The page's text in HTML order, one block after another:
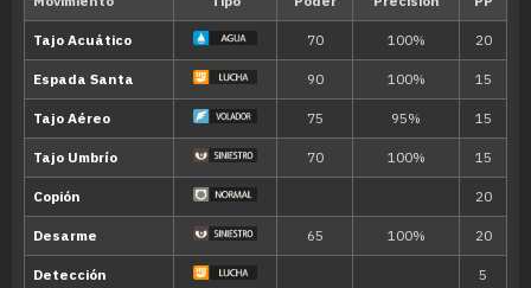
MT065 Tajo Aéreo 75
MT066 Golpe Cuerpo 85
MT070 Sonámbulo
MT077 Cascada 80
MT081 Hierba Lazo